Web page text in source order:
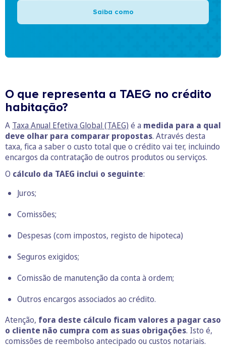
Saiba como
O que representa a TAEG no crédito
habitação?
A Taxa Anual Efetiva Global (TAEG) é a medida para a qual
deve olhar para comparar propostas. Através desta
taxa, fica a saber o custo total que o crédito vai ter, incluindo
encargos da contratação de outros produtos ou serviços.
O cálculo da TAEG inclui o seguinte:
Juros;
Comissões;
Despesas (com impostos, registo de hipoteca)
Seguros exigidos;
Comissão de manutenção da conta à ordem;
Outros encargos associados ao crédito.
Atenção, fora deste cálculo ficam valores a pagar caso
o cliente não cumpra com as suas obrigações. Isto é,
comissões de reembolso antecipado ou custos notariais.